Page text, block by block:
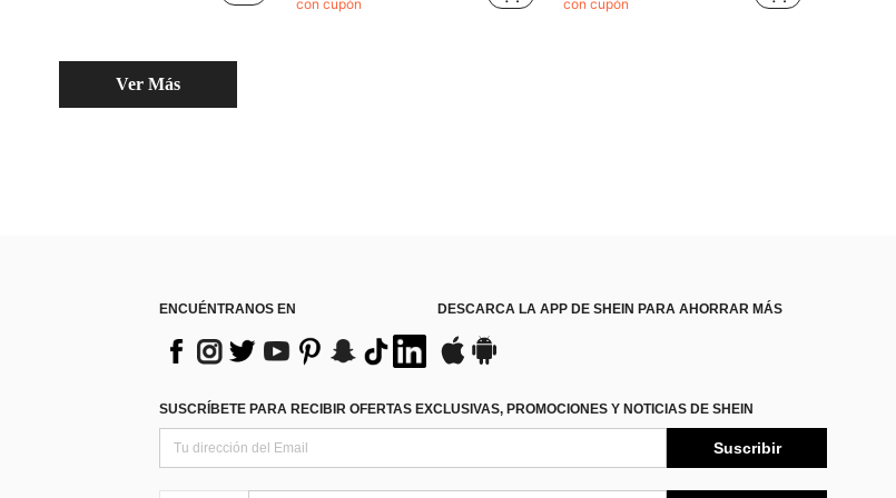
con cupón
¡Casi agotado!
con cupón
Ver Más
ENCUÉNTRANOS EN DESCARCA LA APP DE SHEIN PARA AHORRAR MÁS
SUSCRÍBETE PARA RECIBIR OFERTAS EXCLUSIVAS, PROMOCIONES Y NOTICIAS DE SHEIN
Suscribir